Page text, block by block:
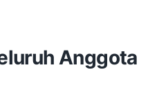
Anggota